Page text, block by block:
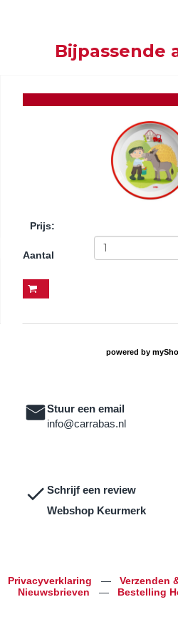
Bijpassende
Prijs:
Aantal
powered by
Stuur een email
info@carrabas.nl
Schrijf een review
Webshop Keurmerk
Privacyverklaring — Verzenden
Nieuwsbrieven
— Bestelling